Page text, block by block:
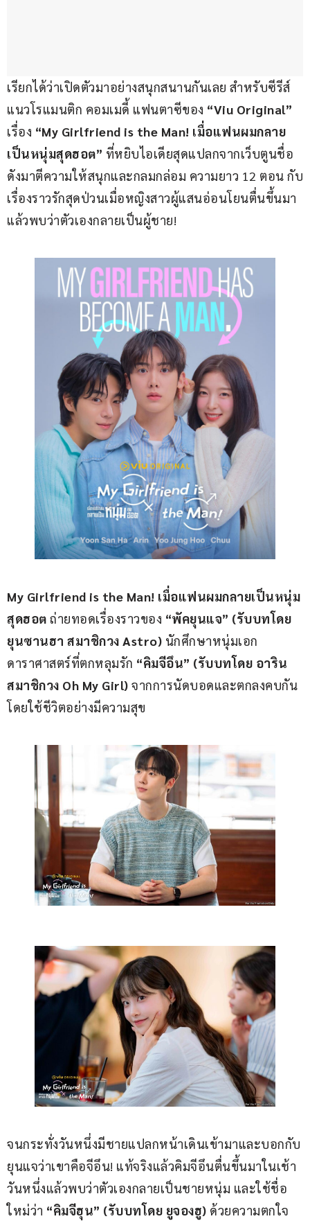
เรียกได้ว่าเปิดตัวมาอย่างสนุกสนานกันเลย สำหรับซีรีส์
แนวโรแมนติก คอมเมดี้ แฟนตาซีของ “Viu Original”
เรื่อง “My Girlfriend is the Man! เมื่อแฟนผมกลาย
เป็นหนุ่มสุดฮอต” ที่หยิบไอเดียสุดแปลกจากเว็บตูนชื่อ
ดังมาตีความให้สนุกและกลมกล่อม ความยาว 12 ตอน กับ
เรื่องราวรักสุดป่วนเมื่อหญิงสาวผู้แสนอ่อนโยนตื่นขึ้นมา
แล้วพบว่าตัวเองกลายเป็นผู้ชาย!
My Girlfriend is the Man! เมื่อแฟนผมกลายเป็นหนุ่ม
สุดฮอต ถ่ายทอดเรื่องราวของ “พัคยุนแจ” (รับบทโดย
ยุนซานฮา สมาชิกวง Astro) นักศึกษาหนุ่มเอก
ดาราศาสตร์ที่ตกหลุมรัก “คิมจีอึน” (รับบทโดย อาริน
สมาชิกวง Oh My Girl) จากการนัดบอดและตกลงคบกัน
โดยใช้ชีวิตอย่างมีความสุข
จนกระทั่งวันหนึ่งมีชายแปลกหน้าเดินเข้ามาและบอกกับ
ยุนแจว่าเขาคือจีอึน! แท้จริงแล้วคิมจีอึนตื่นขึ้นมาในเช้า
วันหนึ่งแล้วพบว่าตัวเองกลายเป็นชายหนุ่ม และใช้ชื่อ
ใหม่ว่า “คิมจีฮุน” (รับบทโดย ยูจองฮู) ด้วยความตกใจ